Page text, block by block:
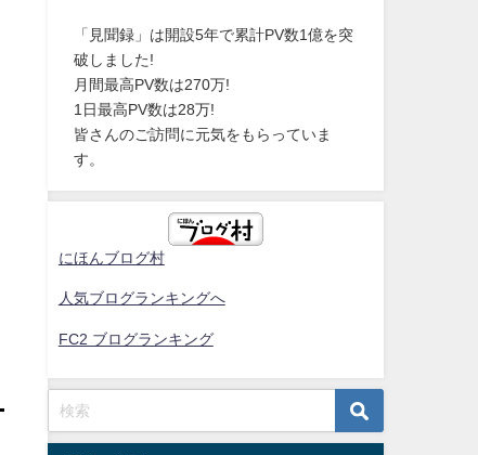
「見聞録」は開設5年で累計PV数1億を突
破しました!
月間最高PV数は270万!
1日最高PV数は28万!
皆さんのご訪問に元気をもらっていま
す。
にほんブログ村
人気ブログランキングへ
FC2 ブログランキング